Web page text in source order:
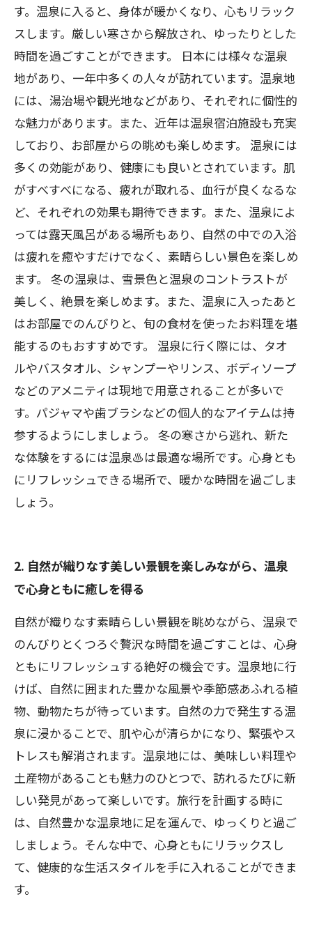
す。温泉に入ると、身体が暖かくなり、心もリラック
スします。厳しい寒さから解放され、ゆったりとした
時間を過ごすことができます。 日本には様々な温泉
地があり、一年中多くの人々が訪れています。温泉地
には、湯治場や観光地などがあり、それぞれに個性的
な魅力があります。また、近年は温泉宿泊施設も充実
しており、お部屋からの眺めも楽しめます。 温泉には
多くの効能があり、健康にも良いとされています。肌
がすべすべになる、疲れが取れる、血行が良くなるな
ど、それぞれの効果も期待できます。また、温泉によ
っては露天風呂がある場所もあり、自然の中での入浴
は疲れを癒やすだけでなく、素晴らしい景色を楽しめ
ます。 冬の温泉は、雪景色と温泉のコントラストが
美しく、絶景を楽しめます。また、温泉に入ったあと
はお部屋でのんびりと、旬の食材を使ったお料理を堪
能するのもおすすめです。 温泉に行く際には、タオ
ルやバスタオル、シャンプーやリンス、ボディソープ
などのアメニティは現地で用意されることが多いで
す。パジャマや歯ブラシなどの個人的なアイテムは持
参するようにしましょう。 冬の寒さから逃れ、新た
な体験をするには温泉♨️は最適な場所です。心身とも
にリフレッシュできる場所で、暖かな時間を過ごしま
しょう。
2. 自然が織りなす美しい景観を楽しみながら、温泉
で心身ともに癒しを得る
自然が織りなす素晴らしい景観を眺めながら、温泉で
のんびりとくつろぐ贅沢な時間を過ごすことは、心身
ともにリフレッシュする絶好の機会です。温泉地に行
けば、自然に囲まれた豊かな風景や季節感あふれる植
物、動物たちが待っています。自然の力で発生する温
泉に浸かることで、肌や心が清らかになり、緊張やス
トレスも解消されます。温泉地には、美味しい料理や
土産物があることも魅力のひとつで、訪れるたびに新
しい発見があって楽しいです。旅行を計画する時に
は、自然豊かな温泉地に足を運んで、ゆっくりと過ご
しましょう。そんな中で、心身ともにリラックスし
て、健康的な生活スタイルを手に入れることができま
す。